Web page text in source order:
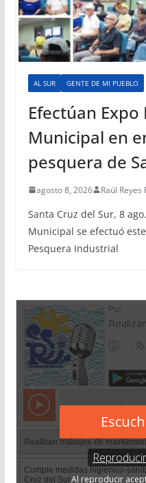
AL SUR GENTE DE MI PUEBLO
Efectúan
Municipal en
pesquera de
agosto 8, 2026 Raúl Reyes
Santa Cruz del Sur, 8
Municipal se efectuó
Pesquera Industrial